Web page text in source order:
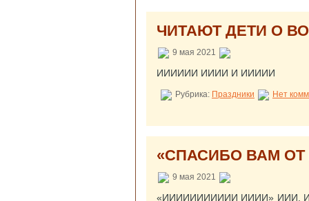
Структура
Режим работы
Контакты
Услуги
Документы
Отдел
ЧИТАЮТ ДЕТИ О
9 мая 2021
ИИИИИИ ИИИИ И ИИИИИ
Рубрика: Праздники Нет
«СПАСИБО ВАМ
9 мая 2021
«ИИИИИИИИИИИ ИИИИ» ИИИ.